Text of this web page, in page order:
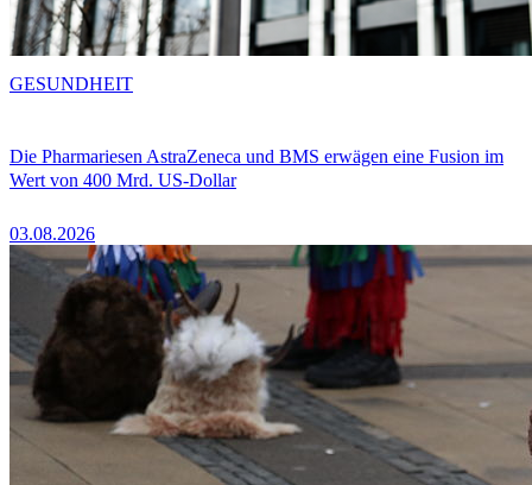
Die Pharmariesen AstraZeneca und BMS erwägen eine Fusion im
Wert von 400 Mrd. US-Dollar
03.08.2026
GESUNDHEIT